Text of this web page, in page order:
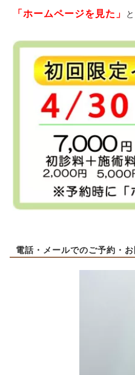
「ホームページを見た」
電話・メールでのご予約・